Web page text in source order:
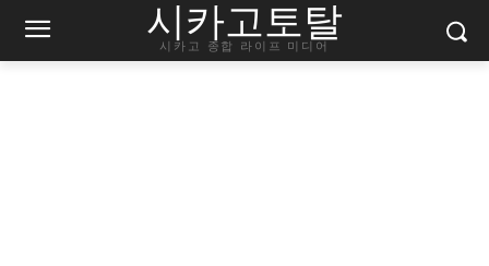
시카고토탈
시카고 종합 라이프 미디어